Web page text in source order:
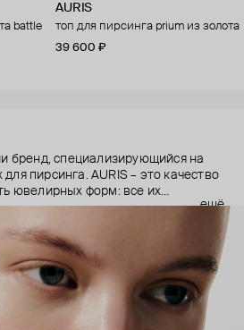
battle
AURIS
топ для пирсинга prium из золота
39 600 ₽
бренд, специализирующийся на
пирсинга. AURIS – это качество
ювелирных форм: все их
В процессе создания участвуют
(они отвечают за
пирсинга), так и ювелирные
дизайн соответствует трендам, а
между собой).
кто открыто выражает себя, но
и по-взрослому.
ещё